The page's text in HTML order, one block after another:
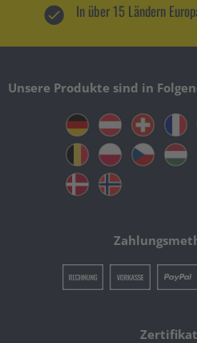
In über 15 Ländern
Unsere Produkte sind in